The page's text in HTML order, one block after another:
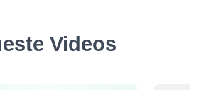
Videos